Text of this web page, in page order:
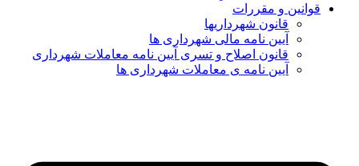
قوانین و مقررات
قانون شهرداریها
آیین نامه مالی شهرداری ها
قانون اصلاح و تسری آیین نامه معاملات شهرداری
آیین نامه ی معاملات شهرداری ها